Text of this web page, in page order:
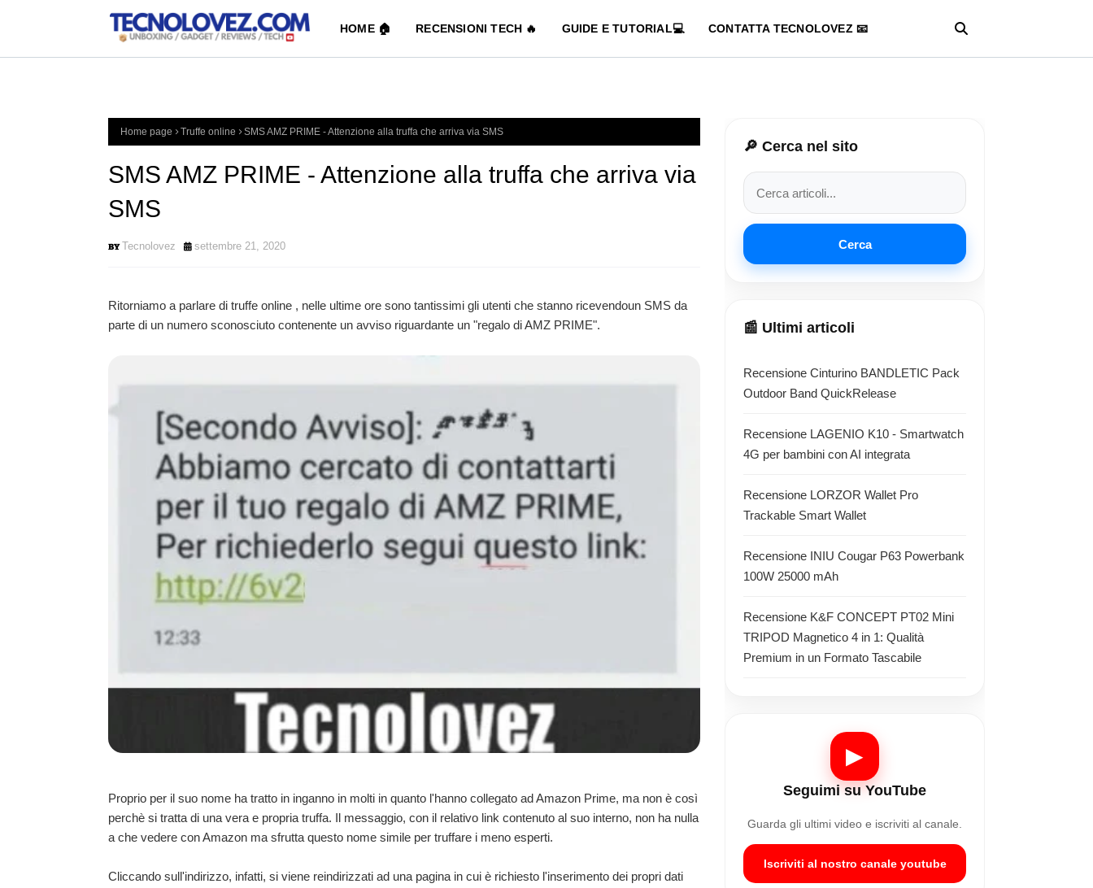
HOME 🏠 RECENSIONI TECH 🔥 GUIDE E TUTORIAL💻 CONTATTA TECNOLOVEZ 📧
Home page Truffe online SMS AMZ PRIME - Attenzione alla truffa che arriva via SMS
SMS AMZ PRIME - Attenzione alla truffa che arriva via
SMS
Tecnolovez settembre 21, 2020
Ritorniamo a parlare di truffe online , nelle ultime ore sono tantissimi gli utenti che stanno ricevendoun SMS da
parte di un numero sconosciuto contenente un avviso riguardante un "regalo di AMZ PRIME".
Proprio per il suo nome ha tratto in inganno in molti in quanto l'hanno collegato ad Amazon Prime, ma non è così
perchè si tratta di una vera e propria truffa. Il messaggio, con il relativo link contenuto al suo interno, non ha nulla
a che vedere con Amazon ma sfrutta questo nome simile per truffare i meno esperti.
Cliccando sull'indirizzo, infatti, si viene reindirizzati ad una pagina in cui è richiesto l'inserimento dei propri dati
🔎 Cerca nel sito
Cerca
📰 Ultimi articoli
Recensione Cinturino BANDLETIC Pack
Outdoor Band QuickRelease
Recensione LAGENIO K10 - Smartwatch
4G per bambini con AI integrata
Recensione LORZOR Wallet Pro
Trackable Smart Wallet
Recensione INIU Cougar P63 Powerbank
100W 25000 mAh
Recensione K&F CONCEPT PT02 Mini
TRIPOD Magnetico 4 in 1: Qualità
Premium in un Formato Tascabile
▶
Seguimi su YouTube
Guarda gli ultimi video e iscriviti al canale.
Iscriviti al nostro canale youtube